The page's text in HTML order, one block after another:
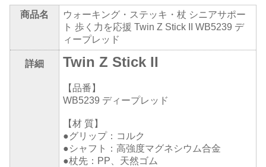
商品名
ウォーキング・ステッキ・杖 シニアサポー
ト 歩く力を応援 Twin Z Stick II WB5239 デ
ィープレッド
詳細 Twin Z Stick II
【品番】
WB5239 ディープレッド
【材 質】
●グリップ：コルク
●シャフト：高強度マグネシウム合金
●杖先：PP、天然ゴム